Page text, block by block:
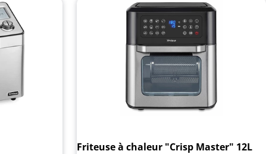
Friteuse à chaleur "Crisp Master" 12L